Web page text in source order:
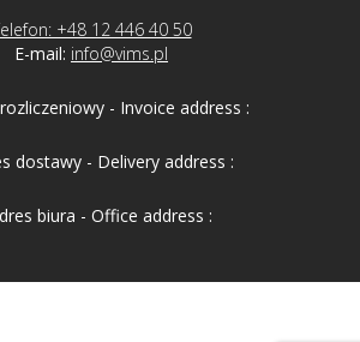
+48 12 446 40 50
E-mail: info@vims.pl
- Invoice address :
dostawy - Delivery address :
biura - Office address :